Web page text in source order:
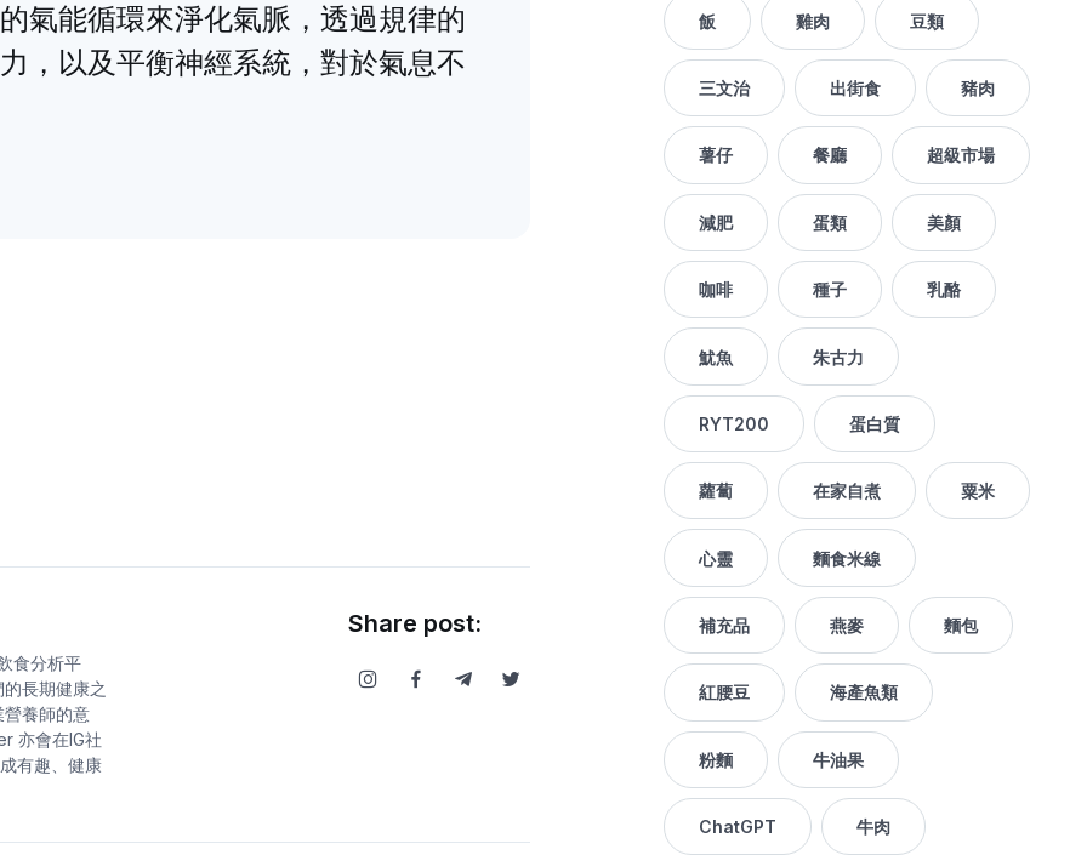
氣能循環來淨化氣脈，透過規律的
，以及平衡神經系統，對於氣息不
食分析平
長期健康之
養師的意
亦會在IG社
有趣、健康
Share post:
飯 雞肉 豆類
三文治 出街食 豬肉
薯仔 餐廳 超級市場
減肥 蛋類 美顏
咖啡 種子 乳酪
魷魚 朱古力
RYT200 蛋白質
蘿蔔 在家自煮 粟米
心靈 麵食米線
補充品 燕麥 麵包
紅腰豆 海產魚類
粉麵 牛油果
ChatGPT 牛肉